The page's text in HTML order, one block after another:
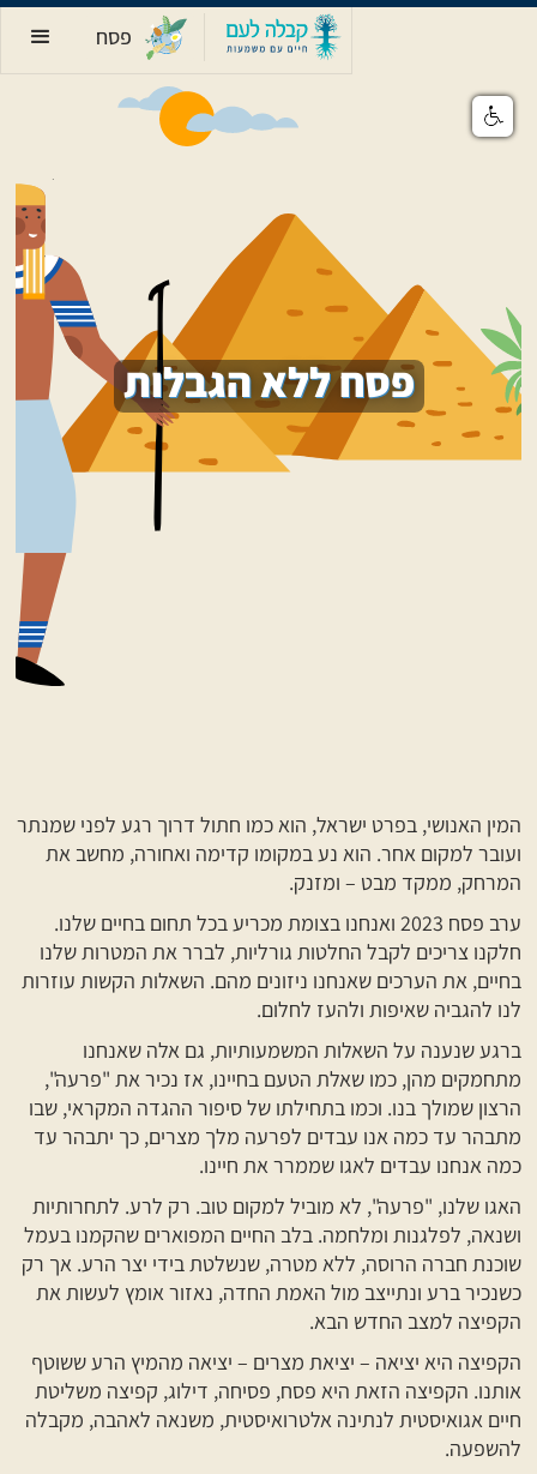
פסח
פסח ללא הגבלות
המין האנושי, בפרט ישראל, הוא כמו חתול דרוך רגע לפני שמנתר
ועובר למקום אחר. הוא נע במקומו קדימה ואחורה, מחשב את
המרחק, ממקד מבט – ומזנק.
ערב פסח 2023 ואנחנו בצומת מכריע בכל תחום בחיים שלנו.
חלקנו צריכים לקבל החלטות גורליות, לברר את המטרות שלנו
בחיים, את הערכים שאנחנו ניזונים מהם. השאלות הקשות עוזרות
לנו להגביה שאיפות ולהעז לחלום.
ברגע שנענה על השאלות המשמעותיות, גם אלה שאנחנו
מתחמקים מהן, כמו שאלת הטעם בחיינו, אז נכיר את "פרעה",
הרצון שמולך בנו. וכמו בתחילתו של סיפור ההגדה המקראי, שבו
מתבהר עד כמה אנו עבדים לפרעה מלך מצרים, כך יתבהר עד
כמה אנחנו עבדים לאגו שממרר את חיינו.
האגו שלנו, "פרעה", לא מוביל למקום טוב. רק לרע. לתחרותיות
ושנאה, לפלגנות ומלחמה. בלב החיים המפוארים שהקמנו בעמל
שוכנת חברה הרוסה, ללא מטרה, שנשלטת בידי יצר הרע. אך רק
כשנכיר ברע ונתייצב מול האמת החדה, נאזור אומץ לעשות את
הקפיצה למצב החדש הבא.
הקפיצה היא יציאה – יציאת מצרים – יציאה מהמיץ הרע ששוטף
אותנו. הקפיצה הזאת היא פסח, פסיחה, דילוג, קפיצה משליטת
חיים אגואיסטית לנתינה אלטרואיסטית, משנאה לאהבה, מקבלה
להשפעה.